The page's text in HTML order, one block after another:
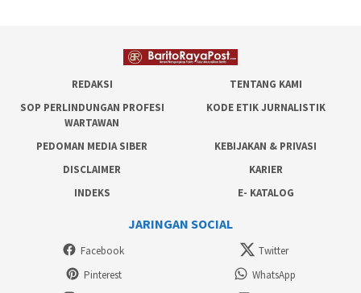
REDAKSI
TENTANG KAMI
SOP PERLINDUNGAN PROFESI
WARTAWAN
KODE ETIK JURNALISTIK
PEDOMAN MEDIA SIBER
KEBIJAKAN & PRIVASI
DISCLAIMER
KARIER
INDEKS
E- KATALOG
JARINGAN SOCIAL
Facebook
Twitter
Pinterest
WhatsApp